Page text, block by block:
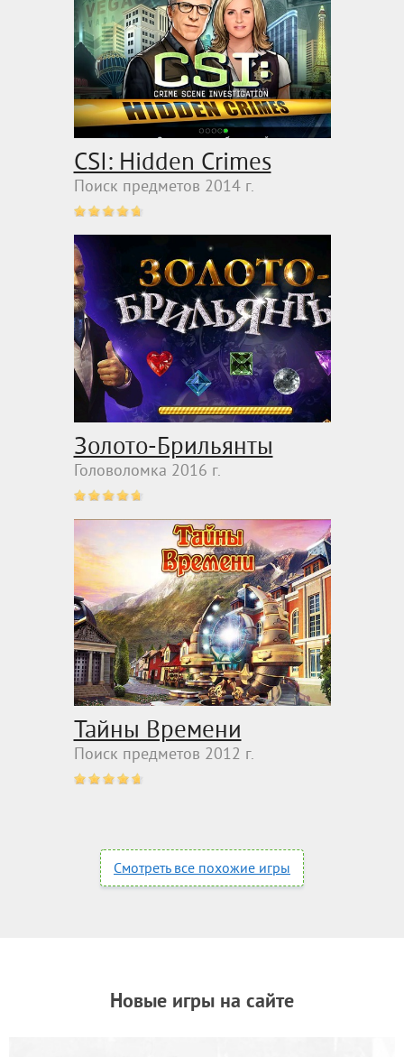
CSI: Hidden Crimes
Поиск предметов 2014 г.
Золото-Брильянты
Головоломка 2016 г.
Тайны Времени
Поиск предметов 2012 г.
Смотреть все похожие игры
Новые игры на сайте